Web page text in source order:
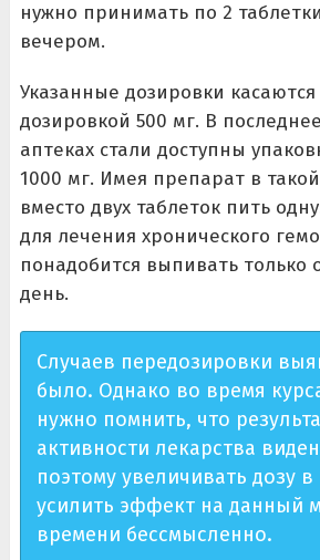
нужно принимать по 2
вечером.
Указанные дозировки
дозировкой 500 мг. В
аптеках стали доступны
1000 мг. Имея препарат в
вместо двух таблеток пить
для лечения хронического
понадобится выпивать только
день.
Случаев передозировки
было. Однако во время
нужно помнить, что
активности лекарства
поэтому увеличивать дозу
усилить эффект на данный
времени бессмысленно.